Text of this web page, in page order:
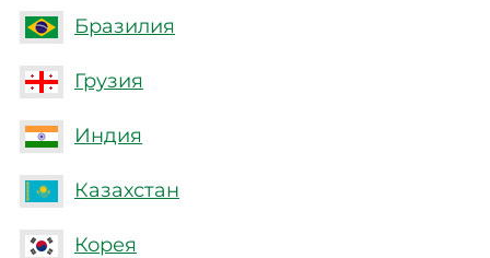
Бразилия
Грузия
Индия
Казахстан
Корея